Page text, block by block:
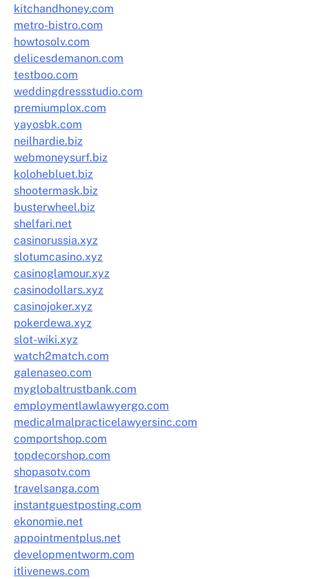
kitchandhoney.com
metro-bistro.com
howtosolv.com
delicesdemanon.com
testboo.com
weddingdressstudio.com
premiumplox.com
yayosbk.com
neilhardie.biz
webmoneysurf.biz
kolohebluet.biz
shootermask.biz
busterwheel.biz
shelfari.net
casinorussia.xyz
slotumcasino.xyz
casinoglamour.xyz
casinodollars.xyz
casinojoker.xyz
pokerdewa.xyz
slot-wiki.xyz
watch2match.com
galenaseo.com
myglobaltrustbank.com
employmentlawlawyergo.com
medicalmalpracticelawyersinc.com
comportshop.com
topdecorshop.com
shopasotv.com
travelsanga.com
instantguestposting.com
ekonomie.net
appointmentplus.net
developmentworm.com
itlivenews.com